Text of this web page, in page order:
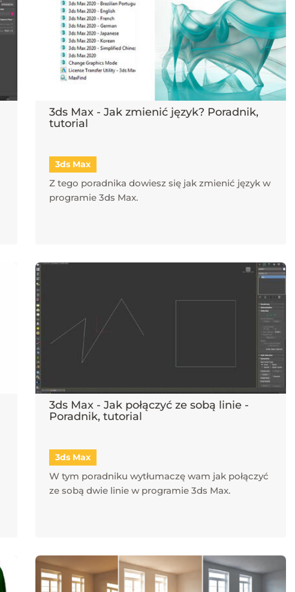
3ds Max - Jak zmienić język? Poradnik,
tutorial
3ds Max
Z tego poradnika dowiesz się jak zmienić język w
programie 3ds Max.
3ds Max - Jak połączyć ze sobą linie -
Poradnik, tutorial
3ds Max
W tym poradniku wytłumaczę wam jak połączyć
ze sobą dwie linie w programie 3ds Max.